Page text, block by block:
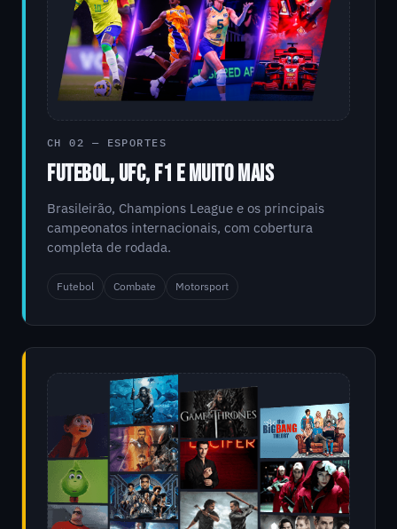
CH 02 — ESPORTES
FUTEBOL, UFC, F1 E MUITO MAIS
Brasileirão, Champions League e os principais
campeonatos internacionais, com cobertura
completa de rodada.
Futebol Combate Motorsport